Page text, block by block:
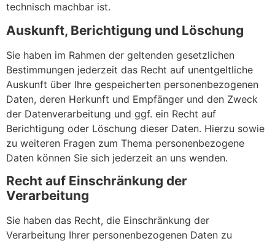
technisch machbar ist.
Auskunft, Berichtigung und Löschung
Sie haben im Rahmen der geltenden gesetzlichen
Bestimmungen jederzeit das Recht auf unentgeltliche
Auskunft über Ihre gespeicherten personenbezogenen
Daten, deren Herkunft und Empfänger und den Zweck
der Datenverarbeitung und ggf. ein Recht auf
Berichtigung oder Löschung dieser Daten. Hierzu sowie
zu weiteren Fragen zum Thema personenbezogene
Daten können Sie sich jederzeit an uns wenden.
Recht auf Einschränkung der
Verarbeitung
Sie haben das Recht, die Einschränkung der
Verarbeitung Ihrer personenbezogenen Daten zu